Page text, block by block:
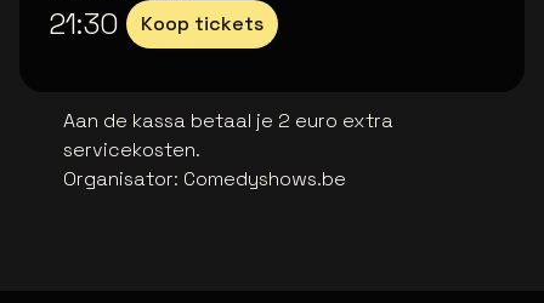
21:30 Koop tickets
Aan de kassa betaal je 2 euro extra
servicekosten.
Organisator: Comedyshows.be